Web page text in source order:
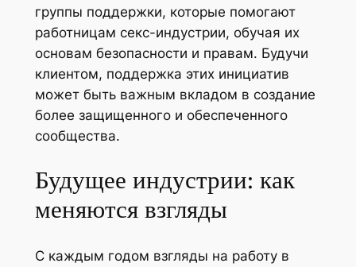
группы поддержки, которые помогают
работницам секс-индустрии, обучая их
основам безопасности и правам. Будучи
клиентом, поддержка этих инициатив
может быть важным вкладом в создание
более защищенного и обеспеченного
сообщества.
Будущее индустрии: как
меняются взгляды
С каждым годом взгляды на работу в